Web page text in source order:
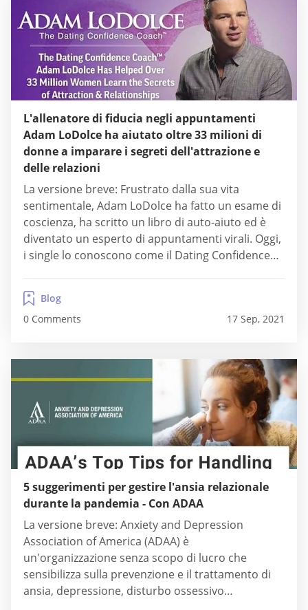
L'allenatore di fiducia negli appuntamenti
Adam LoDolce ha aiutato oltre 33 milioni di
donne a imparare i segreti dell'attrazione e
delle relazioni
La versione breve: Frustrato dalla sua vita
sentimentale, Adam LoDolce ha fatto un esame di
coscienza, ha scritto un libro di auto-aiuto ed è
diventato un esperto di appuntamenti virali. Oggi,
i single lo conoscono come il Dating Confidence
degli appuntamenti con un fedele seguito online. I
canali YouTube di Adam, in...
Blog
0 Comments
17 Sep, 2021
5 suggerimenti per gestire l'ansia relazionale
durante la pandemia - Con ADAA
La versione breve: Anxiety and Depression
Association of America (ADAA) è
un'organizzazione senza scopo di lucro che
sensibilizza sulla prevenzione e il trattamento di
ansia, depressione, disturbo ossessivo